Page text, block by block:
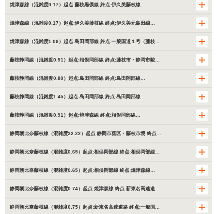
焼津森線（混雑度0.17）起点:藤枝黒俣線 終点:伊久美藤枝線…
焼津森線（混雑度0.17）起点:伊久美藤枝線 終点:伊久美元島田線…
焼津森線（混雑度1.09）起点:島田岡部線 終点:一般国道１号（藤枝…
藤枝静岡線（混雑度0.91）起点:相俣岡部線 終点:藤枝市・静岡市駿…
藤枝静岡線（混雑度0.80）起点:島田岡部線 終点:島田岡部線…
藤枝静岡線（混雑度1.45）起点:島田岡部線 終点:島田岡部線…
藤枝静岡線（混雑度0.91）起点:焼津森線 終点:相俣岡部線…
静岡朝比奈藤枝線（混雑度22.22）起点:静岡市葵区・藤枝市境 終点…
静岡朝比奈藤枝線（混雑度0.65）起点:相俣岡部線 終点:相俣岡部線…
静岡朝比奈藤枝線（混雑度0.65）起点:相俣岡部線 終点:焼津森線…
静岡朝比奈藤枝線（混雑度0.74）起点:焼津森線 終点:新東名高速道…
静岡朝比奈藤枝線（混雑度0.75）起点:新東名高速道路 終点:一般国…